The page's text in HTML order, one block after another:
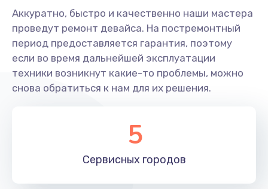
Замена кнопки питания
550 руб.
Заказать
Ремонт экрана
Заказать
Ремонт мембраны
550 руб.
Аккуратно, быстро и качественно наши мастера
проведут ремонт девайса. На постремонтный
период предоставляется гарантия, поэтому
если во время дальнейшей эксплуатации
техники возникнут какие-то проблемы, можно
снова обратиться к нам для их решения.
5
Сервисных городов